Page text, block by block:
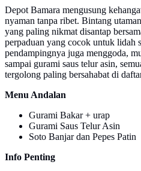
Depot Bamara mengusung
nyaman tanpa ribet. Bintang
yang paling nikmat disantap
perpaduan yang cocok untuk lidah
pendampingnya juga menggoda,
sampai gurami saus telur asin,
tergolong paling bersahabat di
Menu Andalan
Gurami Bakar + urap
Gurami Saus Telur Asin
Soto Banjar dan Pepes Patin
Info Penting